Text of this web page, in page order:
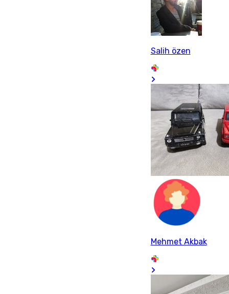
Salih özen
Mehmet Akbak